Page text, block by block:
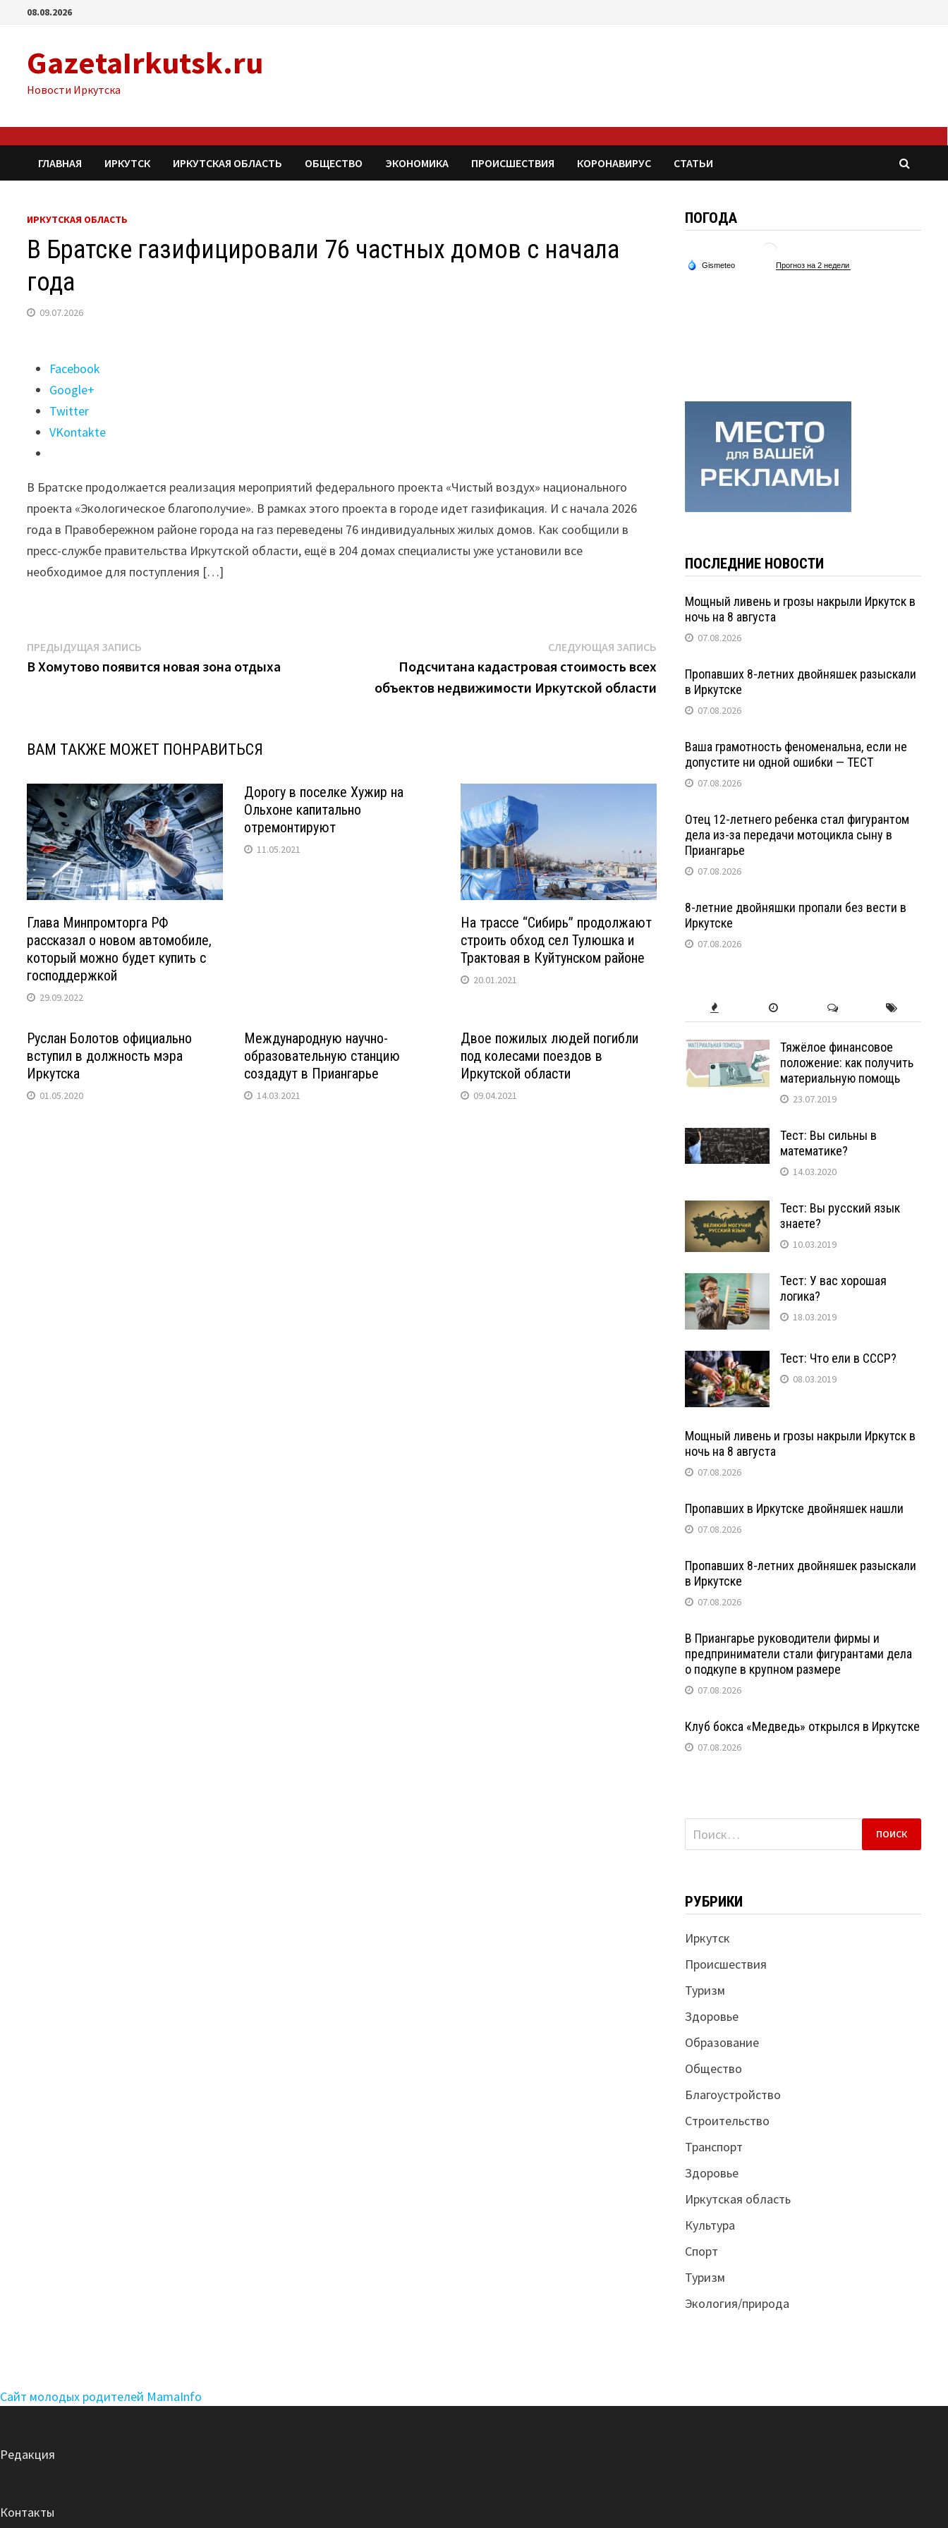
Перейти08.08.2026
GazetaIrkutsk.ru
Новости Иркутска
ГЛАВНАЯ ИРКУТСК ИРКУТСКАЯ ОБЛАСТЬ ОБЩЕСТВО ЭКОНОМИКА ПРОИСШЕСТВИЯ КОРОНАВИРУС СТАТЬИ
ИРКУТСКАЯ ОБЛАСТЬ
В Братске газифицировали 76 частных домов с начала
года
09.07.2026
Поделиться
"В
Братске
газифицировали
76
домов
с
начала
года"
Facebook
Google+
Twitter
VKontakte
В Братске продолжается реализация мероприятий федерального проекта «Чистый воздух» национального
проекта «Экологическое благополучие». В рамках этого проекта в городе идет газификация. И с начала 2026
года в Правобережном районе города на газ переведены 76 индивидуальных жилых домов. Как сообщили в
пресс-службе правительства Иркутской области, ещё в 204 домах специалисты уже установили все
необходимое для поступления […]
Навигация
по
ПРЕДЫДУЩАЯ ЗАПИСЬ
запись:
В Хомутово появится новая зона отдыха
СЛЕДУЮЩАЯ ЗАПИСЬСледующая
запись:
Подсчитана кадастровая стоимость всех
объектов недвижимости Иркутской области
ВАМ ТАКЖЕ МОЖЕТ ПОНРАВИТЬСЯ
Глава Минпромторга РФ
рассказал о новом автомобиле,
который можно будет купить с
господдержкой
29.09.2022
Дорогу в поселке Хужир на
Ольхоне капитально
отремонтируют
11.05.2021
На трассе “Сибирь” продолжают
строить обход сел Тулюшка и
Трактовая в Куйтунском районе
20.01.2021
Руслан Болотов официально
вступил в должность мэра
Иркутска
01.05.2020
Международную научно-
образовательную станцию
создадут в Приангарье
14.03.2021
Двое пожилых людей погибли
под колесами поездов в
Иркутской области
09.04.2021
ПОГОДА
ПОСЛЕДНИЕ НОВОСТИ
Мощный ливень и грозы накрыли Иркутск в
ночь на 8 августа
07.08.2026
Пропавших 8-летних двойняшек разыскали
в Иркутске
07.08.2026
Ваша грамотность феноменальна, если не
допустите ни одной ошибки — ТЕСТ
07.08.2026
Отец 12-летнего ребенка стал фигурантом
дела из-за передачи мотоцикла сыну в
Приангарье
07.08.2026
8-летние двойняшки пропали без вести в
Иркутске
07.08.2026
Тяжёлое финансовое
положение: как получить
материальную помощь
23.07.2019
Тест: Вы сильны в
математике?
14.03.2020
Тест: Вы русский язык
знаете?
10.03.2019
Тест: У вас хорошая
логика?
18.03.2019
Тест: Что ели в СССР?
08.03.2019
Мощный ливень и грозы накрыли Иркутск в
ночь на 8 августа
07.08.2026
Пропавших в Иркутске двойняшек нашли
07.08.2026
Пропавших 8-летних двойняшек разыскали
в Иркутске
07.08.2026
В Приангарье руководители фирмы и
предприниматели стали фигурантами дела
о подкупе в крупном размере
07.08.2026
Клуб бокса «Медведь» открылся в Иркутске
07.08.2026
Найти:
РУБРИКИ
Иркутск
Происшествия
Туризм
Здоровье
Образование
Общество
Благоустройство
Строительство
Транспорт
Здоровье
Иркутская область
Культура
Спорт
Туризм
Экология/природа
Сайт молодых родителей MamaInfo
Редакция
Контакты